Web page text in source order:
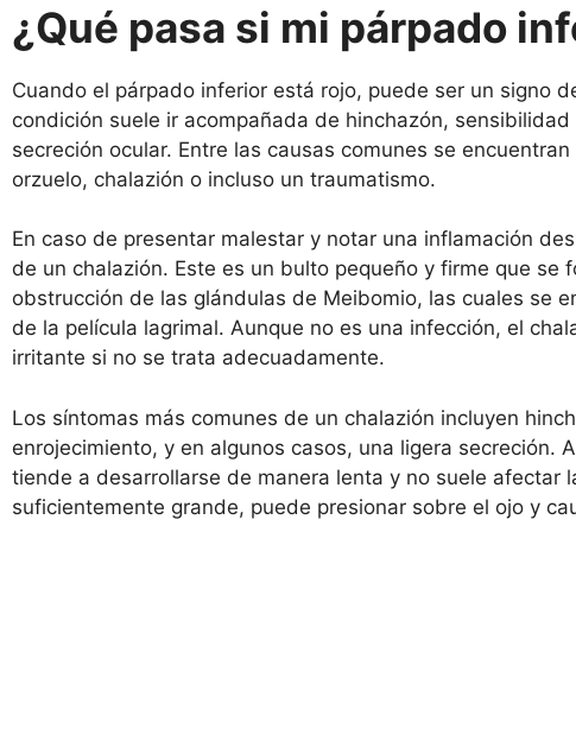
¿Qué pasa si mi párpado
Cuando el párpado inferior está rojo, puede ser un signo
condición suele ir acompañada de hinchazón,
secreción ocular. Entre las causas comunes se
orzuelo, chalazión o incluso un traumatismo.
En caso de presentar malestar y notar una inflamación
de un chalazión. Este es un bulto pequeño y firme que se
obstrucción de las glándulas de Meibomio, las cuales se
de la película lagrimal. Aunque no es una infección, el
irritante si no se trata adecuadamente.
Los síntomas más comunes de un chalazión incluyen
enrojecimiento, y en algunos casos, una ligera secreción.
tiende a desarrollarse de manera lenta y no suele afectar
suficientemente grande, puede presionar sobre el ojo y